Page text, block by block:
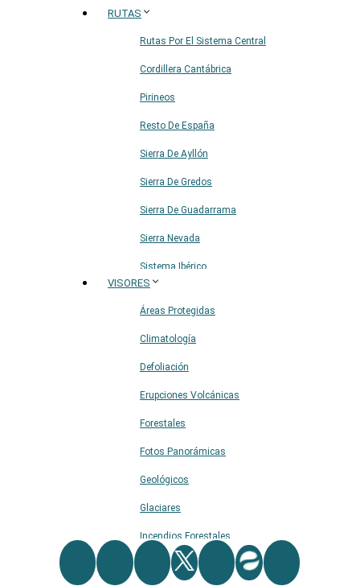
RUTAS
Rutas Por El Sistema Central
Cordillera Cantábrica
Pirineos
Resto De España
Sierra De Ayllón
Sierra De Gredos
Sierra De Guadarrama
Sierra Nevada
Sistema Ibérico
VISORES
Áreas Protegidas
Climatología
Defoliación
Erupciones Volcánicas
Forestales
Fotos Panorámicas
Geológicos
Glaciares
Incendios Forestales
Naturaleza